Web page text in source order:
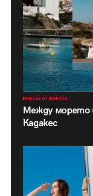
НЕЩАТА ОТ ЖИВОТА
Между морето
Кадакес